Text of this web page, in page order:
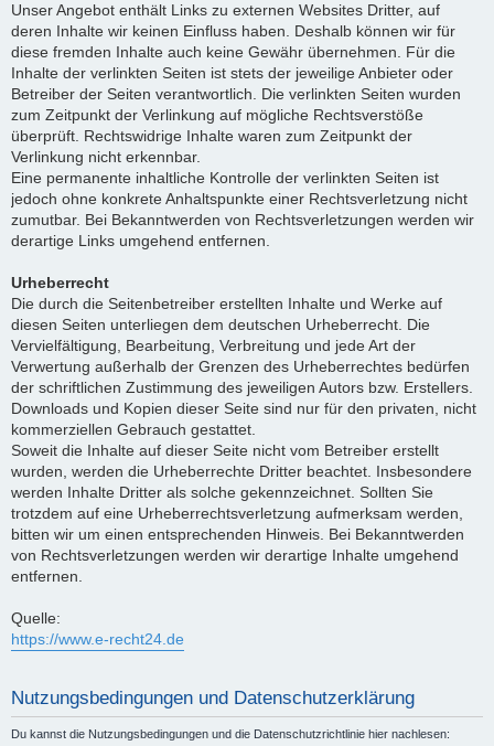
Unser Angebot enthält Links zu externen Websites Dritter, auf
deren Inhalte wir keinen Einfluss haben. Deshalb können wir für
diese fremden Inhalte auch keine Gewähr übernehmen. Für die
Inhalte der verlinkten Seiten ist stets der jeweilige Anbieter oder
Betreiber der Seiten verantwortlich. Die verlinkten Seiten wurden
zum Zeitpunkt der Verlinkung auf mögliche Rechtsverstöße
überprüft. Rechtswidrige Inhalte waren zum Zeitpunkt der
Verlinkung nicht erkennbar.
Eine permanente inhaltliche Kontrolle der verlinkten Seiten ist
jedoch ohne konkrete Anhaltspunkte einer Rechtsverletzung nicht
zumutbar. Bei Bekanntwerden von Rechtsverletzungen werden wir
derartige Links umgehend entfernen.
Urheberrecht
Die durch die Seitenbetreiber erstellten Inhalte und Werke auf
diesen Seiten unterliegen dem deutschen Urheberrecht. Die
Vervielfältigung, Bearbeitung, Verbreitung und jede Art der
Verwertung außerhalb der Grenzen des Urheberrechtes bedürfen
der schriftlichen Zustimmung des jeweiligen Autors bzw. Erstellers.
Downloads und Kopien dieser Seite sind nur für den privaten, nicht
kommerziellen Gebrauch gestattet.
Soweit die Inhalte auf dieser Seite nicht vom Betreiber erstellt
wurden, werden die Urheberrechte Dritter beachtet. Insbesondere
werden Inhalte Dritter als solche gekennzeichnet. Sollten Sie
trotzdem auf eine Urheberrechtsverletzung aufmerksam werden,
bitten wir um einen entsprechenden Hinweis. Bei Bekanntwerden
von Rechtsverletzungen werden wir derartige Inhalte umgehend
entfernen.
Quelle:
https://www.e-recht24.de
Nutzungsbedingungen und Datenschutzerklärung
Du kannst die Nutzungsbedingungen und die Datenschutzrichtlinie hier nachlesen: